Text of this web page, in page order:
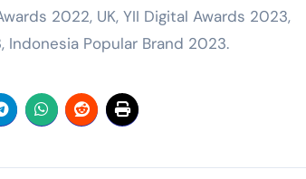
2022, UK, YII Digital Awards 2023,
Indonesia Popular Brand 2023.